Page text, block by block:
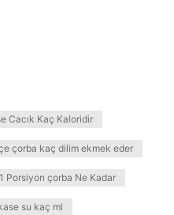
Cacık Kaç Kaloridir
çorba kaç dilim ekmek eder
1 Porsiyon çorba Ne Kadar
su kaç ml